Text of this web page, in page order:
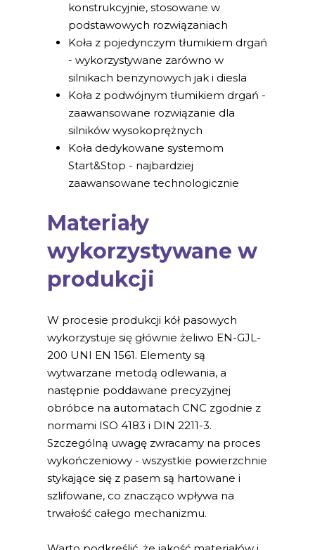
konstrukcyjnie, stosowane w
podstawowych rozwiązaniach
Koła z pojedynczym tłumikiem drgań
- wykorzystywane zarówno w
silnikach benzynowych jak i diesla
Koła z podwójnym tłumikiem drgań -
zaawansowane rozwiązanie dla
silników wysokoprężnych
Koła dedykowane systemom
Start&Stop - najbardziej
zaawansowane technologicznie
Materiały
wykorzystywane w
produkcji
W procesie produkcji kół pasowych
wykorzystuje się głównie żeliwo EN-GJL-
200 UNI EN 1561. Elementy są
wytwarzane metodą odlewania, a
następnie poddawane precyzyjnej
obróbce na automatach CNC zgodnie z
normami ISO 4183 i DIN 2211-3.
Szczególną uwagę zwracamy na proces
wykończeniowy - wszystkie powierzchnie
stykające się z pasem są hartowane i
szlifowane, co znacząco wpływa na
trwałość całego mechanizmu.